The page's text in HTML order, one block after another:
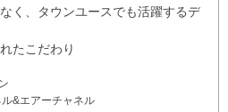
く、タウンユースでも活躍するデ
たこだわり
&エアーチャネル